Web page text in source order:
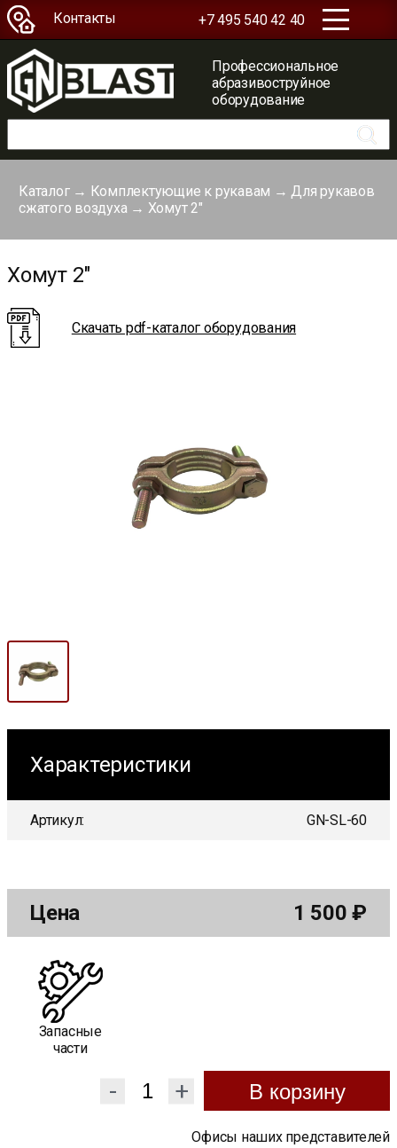
Контакты +7 495 540 42 40
Профессиональное
абразивоструйное
оборудование
Каталог→ Комплектующие к рукавам →Для рукавов
сжатого воздуха→ Хомут 2″
Хомут 2"
Скачать pdf-каталог оборудования
Характеристики
Артикул: GN-SL-60
Цена 1 500₽
Запасные
части
- + В корзину
Офисы наших представителей